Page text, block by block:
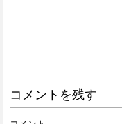
コメントを残す